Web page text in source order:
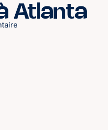
Atlanta